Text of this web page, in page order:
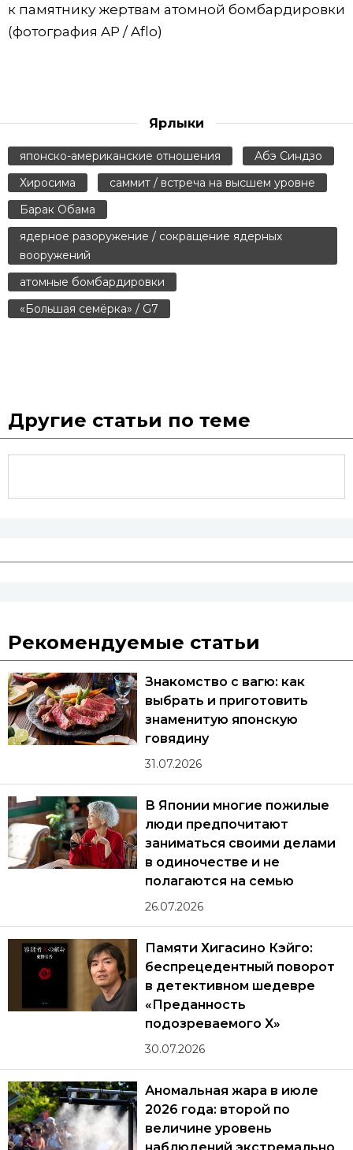
к памятнику жертвам атомной бомбардировки
(фотография AP / Aflo)
Ярлыки
японско-американские отношения
Абэ Синдзо
Хиросима
саммит / встреча на высшем уровне
Барак Обама
ядерное разоружение / сокращение ядерных
вооружений
атомные бомбардировки
«Большая семёрка» / G7
Другие статьи по теме
Рекомендуемые статьи
Знакомство с вагю: как
выбрать и приготовить
знаменитую японскую
говядину
31.07.2026
В Японии многие пожилые
люди предпочитают
заниматься своими делами
в одиночестве и не
полагаются на семью
26.07.2026
Памяти Хигасино Кэйго:
беспрецедентный поворот
в детективном шедевре
«Преданность
подозреваемого X»
30.07.2026
Аномальная жара в июле
2026 года: второй по
величине уровень